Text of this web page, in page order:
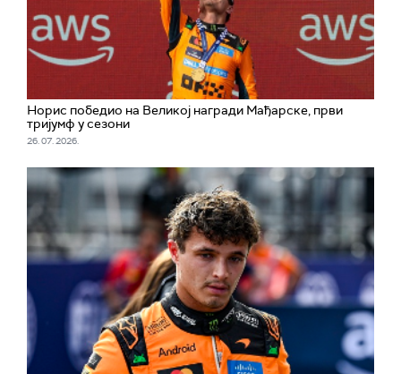
Норис победио на Великој награди Мађарске, први
тријумф у сезони
26. 07. 2026.